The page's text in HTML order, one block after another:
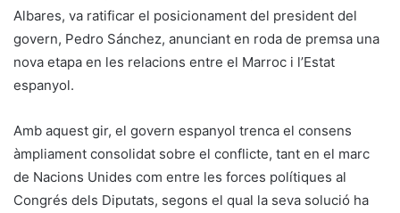
Albares, va ratificar el posicionament del president del
govern, Pedro Sánchez, anunciant en roda de premsa una
nova etapa en les relacions entre el Marroc i l’Estat
espanyol.
Amb aquest gir, el govern espanyol trenca el consens
àmpliament consolidat sobre el conflicte, tant en el marc
de Nacions Unides com entre les forces polítiques al
Congrés dels Diputats, segons el qual la seva solució ha